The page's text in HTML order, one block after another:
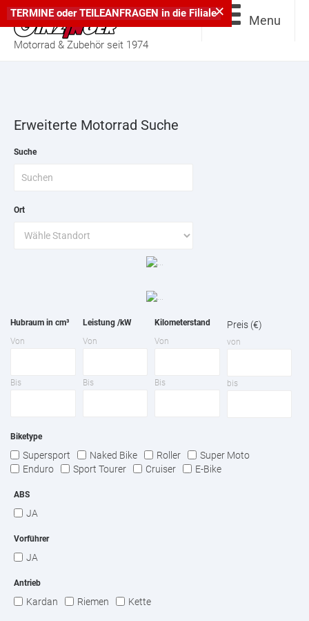
Motorrad & Zubehör seit 1974
Menu
Erweiterte Motorrad Suche
Suche
Ort
Hubraum in cm³
Von
Bis
Leistung /kW
Von
Bis
Kilometerstand
Von
Bis
Preis (€)
von
bis
Biketype
Supersport Naked Bike Roller
Super Moto
Enduro
Sport Tourer Cruiser E-Bike
ABS
JA
Vorführer
JA
Antrieb
Kardan Riemen Kette
×
TERMINE oderTEILEANFRAGEN in die Filiale